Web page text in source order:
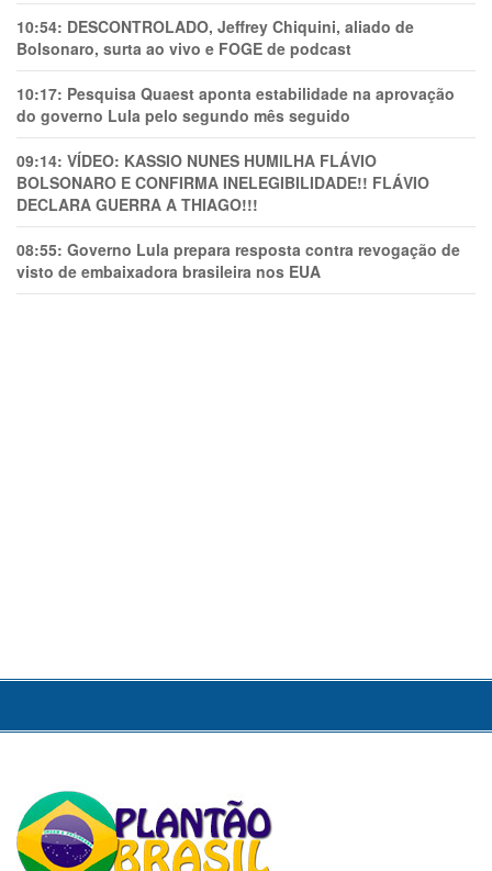
10:54: DESCONTROLADO, Jeffrey Chiquini, aliado de
Bolsonaro, surta ao vivo e FOGE de podcast
10:17: Pesquisa Quaest aponta estabilidade na aprovação
do governo Lula pelo segundo mês seguido
09:14: VÍDEO: KASSIO NUNES HUMlLHA FLÁVIO
BOLSONARO E CONFIRMA INELEGIBILIDADE!! FLÁVIO
DECLARA GUERRA A THIAGO!!!
08:55: Governo Lula prepara resposta contra revogação de
visto de embaixadora brasileira nos EUA